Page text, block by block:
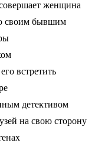
женщина
своим бывшим
встретить
детективом
на свою сторону